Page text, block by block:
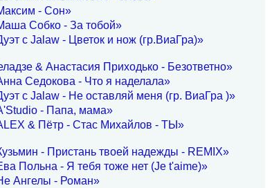
- Сон»
Собко - За тобой»
с Jalaw - Цветок и нож (гр.ВиаГра)»
& Анастасия Приходько - Безответно»
Седокова - Что я наделала»
с Jalaw - Не оставляй меня (гр. ВиаГра )»
- Папа, мама»
& Пётр - Стас Михайлов - ТЫ»
- Пристань твоей надежды - REMIX»
Польна - Я тебя тоже нет (Je t'aime)»
Ангелы - Роман»